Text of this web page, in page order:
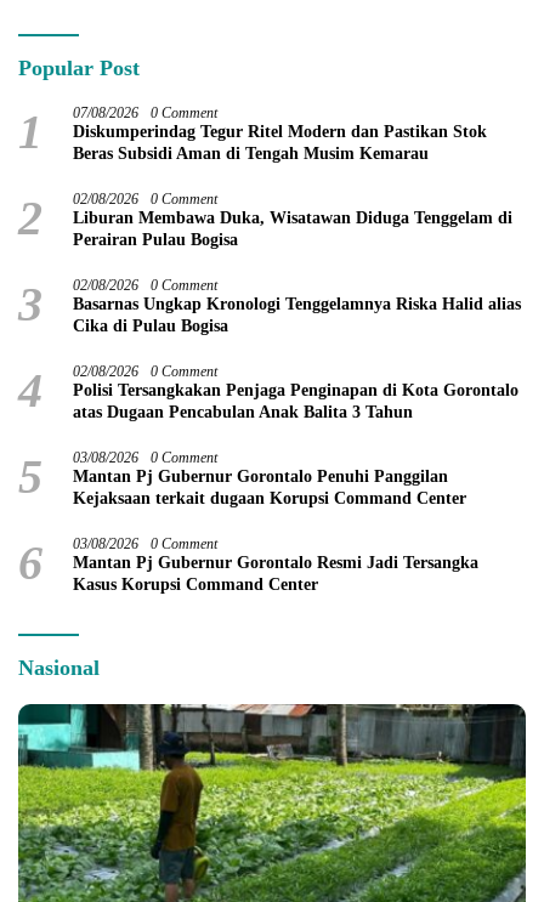
Popular Post
1 07/08/2026 0 Comment
Diskumperindag Tegur Ritel Modern dan Pastikan Stok
Beras Subsidi Aman di Tengah Musim Kemarau
2 02/08/2026 0 Comment
Liburan Membawa Duka, Wisatawan Diduga Tenggelam di
Perairan Pulau Bogisa
3 02/08/2026 0 Comment
Basarnas Ungkap Kronologi Tenggelamnya Riska Halid alias
Cika di Pulau Bogisa
4 02/08/2026 0 Comment
Polisi Tersangkakan Penjaga Penginapan di Kota Gorontalo
atas Dugaan Pencabulan Anak Balita 3 Tahun
5 03/08/2026 0 Comment
Mantan Pj Gubernur Gorontalo Penuhi Panggilan
Kejaksaan terkait dugaan Korupsi Command Center
6 03/08/2026 0 Comment
Mantan Pj Gubernur Gorontalo Resmi Jadi Tersangka
Kasus Korupsi Command Center
Nasional